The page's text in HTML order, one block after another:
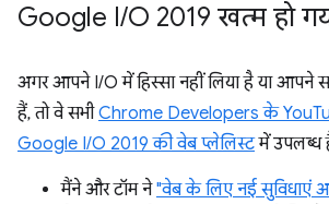
Google I/O 2019 खत्म हो
अगर आपने I/O में हिस्सा नहीं लिया है या आपने
हैं, तो वे सभीChrome Developers के
Google I/O 2019 की वेब प्लेलिस्टमें उपलब्ध
मैंने और टॉम ने"वेब के लिए नई सुविधाएं